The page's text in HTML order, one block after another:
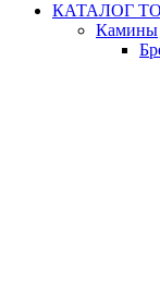
КАТАЛОГ
Камины